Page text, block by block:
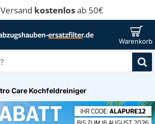
Versand kostenlosab 50€
Care Kochfeldreiniger